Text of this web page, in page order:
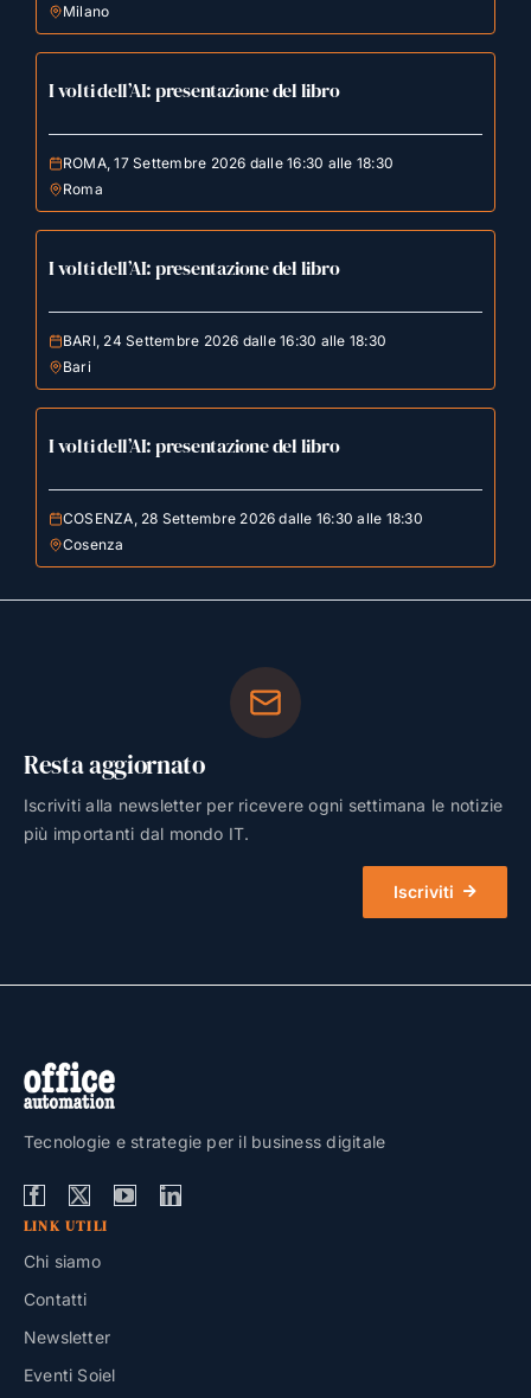
Milano
I volti dell’AI: presentazione del libro
ROMA, 17 Settembre 2026 dalle 16:30 alle 18:30
Roma
I volti dell’AI: presentazione del libro
BARI, 24 Settembre 2026 dalle 16:30 alle 18:30
Bari
I volti dell’AI: presentazione del libro
COSENZA, 28 Settembre 2026 dalle 16:30 alle 18:30
Cosenza
Resta aggiornato
Iscriviti alla newsletter per ricevere ogni settimana le notizie
più importanti dal mondo IT.
Iscriviti
Tecnologie e strategie per il business digitale
LINK UTILI
Chi siamo
Contatti
Newsletter
Eventi Soiel